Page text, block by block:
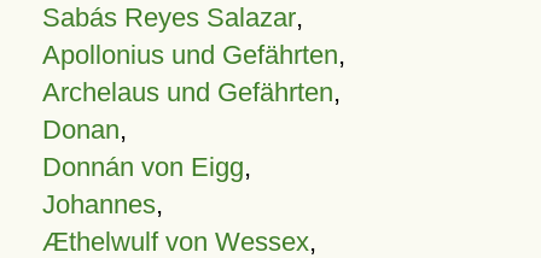
Sabás Reyes Salazar,
Apollonius und Gefährten,
Archelaus und Gefährten,
Donan,
Donnán von Eigg,
Johannes,
Æthelwulf von Wessex,